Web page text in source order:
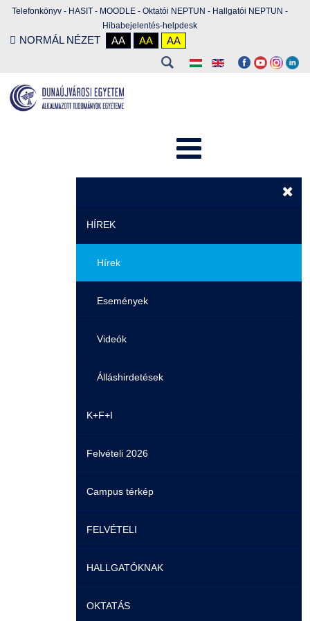
Telefonkönyv - HASIT - MOODLE - Oktatói NEPTUN - Hallgatói NEPTUN -
Hibabejelentés-helpdesk
NORMÁL NÉZET AA AA AA
HÍREK
Hírek
Események
Videók
Álláshirdetések
K+F+I
Felvételi 2026
Campus térkép
FELVÉTELI
Pontozási rendszer szabályai
Felvetteknek
HALLGATÓKNAK
Képzéseink
OKTATÁS